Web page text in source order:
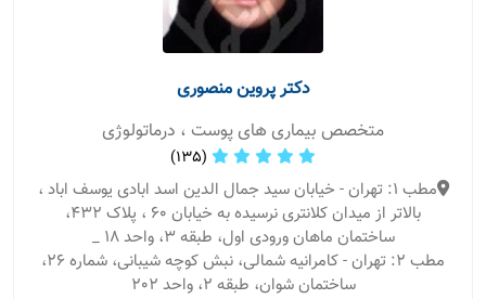
دکتر پروین منصوری
متخصص بیماری های پوست ، درماتولوژی
(135)
مطب 1: تهران - خیابان سید جمال الدین اسد ابادی یوسف اباد ،
بالاتر از میدان کلانتری نرسیده به خیابان 60 ، پلاک 432،
ساختمان ماهان ورودی اول، طبقه 3، واحد 18 _
مطب 2: تهران - کامرانیه شمالی، نبش کوچه شیبانی، شماره 26،
ساختمان شوان، طبقه 2، واحد 202